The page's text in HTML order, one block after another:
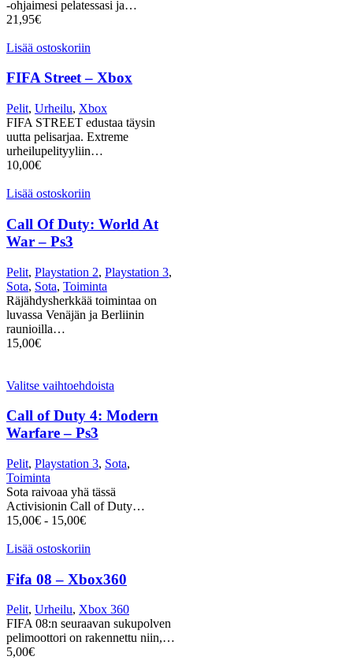
-ohjaimesi pelatessasi ja…
21,95€
Lisää ostoskoriin
FIFA Street – Xbox
Pelit, Urheilu, Xbox
FIFA STREET edustaa täysin
uutta pelisarjaa. Extreme
urheilupelityyliin…
10,00€
Lisää ostoskoriin
Call Of Duty: World At
War – Ps3
Pelit, Playstation 2, Playstation 3,
Sota, Sota, Toiminta
Räjähdysherkkää toimintaa on
luvassa Venäjän ja Berliinin
raunioilla…
15,00€
Valitse vaihtoehdoista
Call of Duty 4: Modern
Warfare – Ps3
Pelit, Playstation 3, Sota,
Toiminta
Sota raivoaa yhä tässä
Activisionin Call of Duty…
15,00€ - 15,00€
Lisää ostoskoriin
Fifa 08 – Xbox360
Pelit, Urheilu, Xbox 360
FIFA 08:n seuraavan sukupolven
pelimoottori on rakennettu niin,…
5,00€